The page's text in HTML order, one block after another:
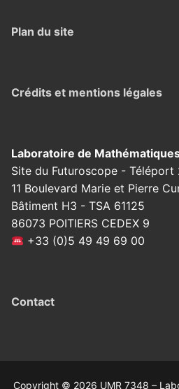
Plan du site
Crédits et mentions légales
Laboratoire de
Site du Futuroscope - Téléport
11 Boulevard Marie et Pierre
Bâtiment H3 - TSA 61125
86073 POITIERS CEDEX 9
+33 (0)5 49 49 69 00
Contact
Copyright © 2026 UMR 7348 –